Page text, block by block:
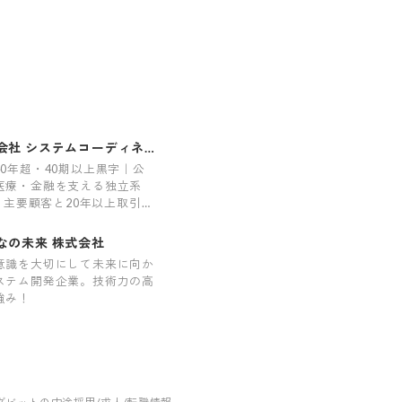
社 システムコーディネイ
年超・40期以上黒字｜公
療・金融を支える独立系
主要顧客と20年以上取引｜
の未来 株式会社
識を大切にして未来に向か
テム開発企業。技術力の高
！